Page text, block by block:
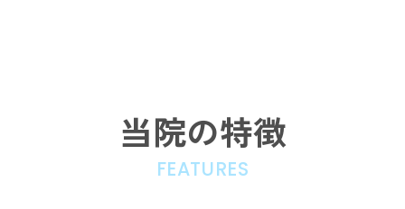
当院の特徴
FEATURES